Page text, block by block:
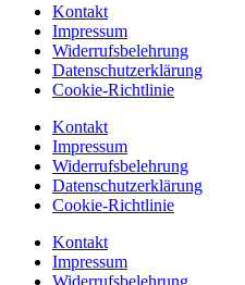
Kontakt
Impressum
Widerrufsbelehrung
Datenschutzerklärung
Cookie-Richtlinie
Kontakt
Impressum
Widerrufsbelehrung
Datenschutzerklärung
Cookie-Richtlinie
Kontakt
Impressum
Widerrufsbelehrung